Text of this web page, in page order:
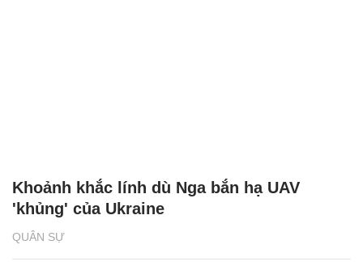
QUÂN SỰ
Khoảnh khắc lính dù Nga bắn hạ UAV
'khủng' của Ukraine